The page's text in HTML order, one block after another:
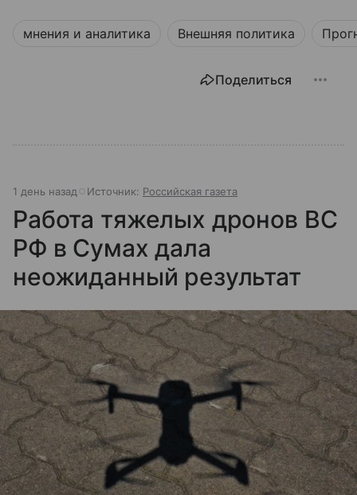
мнения и аналитика Внешняя политика
Поделиться
1 день назад Источник: Российская газета
Работа тяжелых дронов ВС
РФ в Сумах дала
неожиданный результат